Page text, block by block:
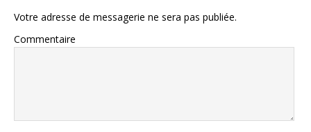
Votre adresse de messagerie ne sera pas publiée.
Commentaire